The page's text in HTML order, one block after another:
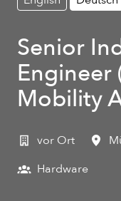
Senior
Engineer
Mobility
vor Ort
Hardware